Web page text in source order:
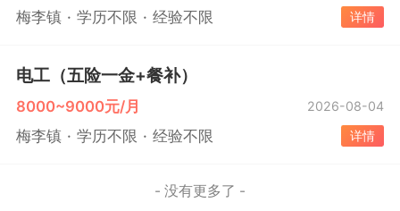
梅李镇 学历不限 经验不限 详情
电工（五险一金+餐补）
8000~9000元/月 2026-08-04
梅李镇 学历不限 经验不限 详情
- 没有更多了 -